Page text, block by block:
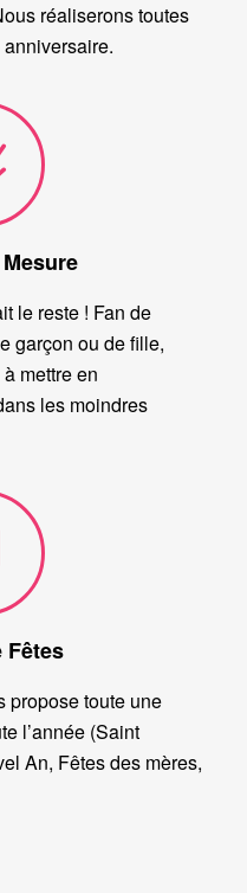
réaliserons toutes
le reste ! Fan de
garçon ou de fille,
mettre en
les moindres
Fêtes
propose toute une
l’année (Saint
An, Fêtes des mères,